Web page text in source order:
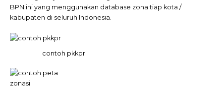
BPN ini yang menggunakan database zona tiap kota /
kabupaten di seluruh Indonesia.
contoh pkkpr